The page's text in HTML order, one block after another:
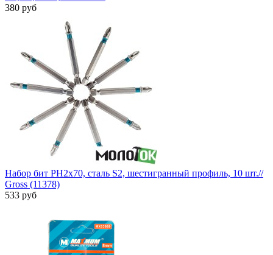
380 руб
Набор бит PH2х70, сталь S2, шестигранный профиль, 10 шт.//
Gross (11378)
533 руб